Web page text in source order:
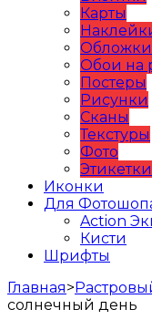
Карты
Обложки
Обои на
Постеры
Рисунки
Сканы
Текстуры
Фото
Этикетки
Иконки
Для
Action
Кисти
Шрифты
Главная>
солнечный день